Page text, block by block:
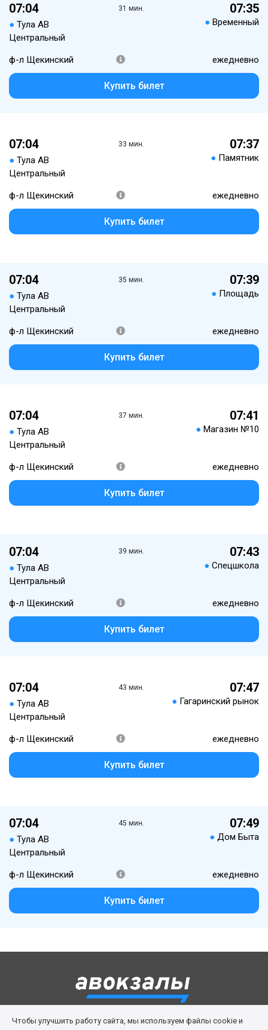
07:04
● Тула АВ
Центральный
31 мин. 07:35
● Временный
ф-л Щекинский ежедневно
Купить билет
07:04
● Тула АВ
Центральный
33 мин. 07:37
● Памятник
ф-л Щекинский ежедневно
Купить билет
07:04
● Тула АВ
Центральный
35 мин. 07:39
● Площадь
ф-л Щекинский ежедневно
Купить билет
07:04
● Тула АВ
Центральный
37 мин. 07:41
● Магазин №10
ф-л Щекинский ежедневно
Купить билет
07:04
● Тула АВ
Центральный
39 мин. 07:43
● Спецшкола
ф-л Щекинский ежедневно
Купить билет
07:04
● Тула АВ
Центральный
43 мин. 07:47
● Гагаринский рынок
ф-л Щекинский ежедневно
Купить билет
07:04
● Тула АВ
Центральный
45 мин. 07:49
● Дом Быта
ф-л Щекинский ежедневно
Купить билет
Правила сервиса Политика cookies
Чтобы улучшить работу сайта, мы используем файлы cookie и